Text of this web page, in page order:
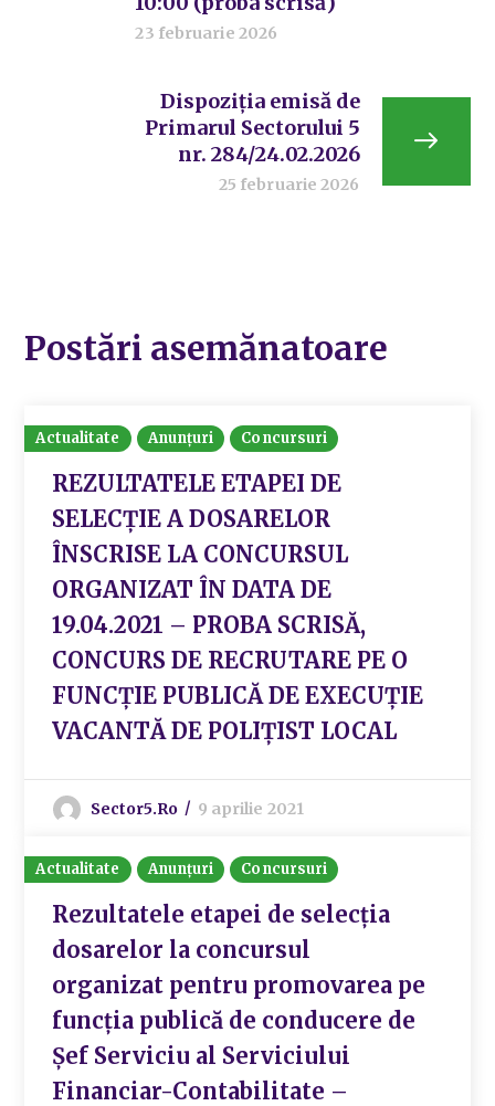
23 februarie 2026
Dispoziția emisă de
Primarul Sectorului 5
nr. 284/24.02.2026
25 februarie 2026
Postări asemănatoare
Actualitate Anunțuri Concursuri
REZULTATELE ETAPEI DE
SELECŢIE A DOSARELOR
ÎNSCRISE LA CONCURSUL
ORGANIZAT ÎN DATA DE
19.04.2021 – PROBA SCRISĂ,
CONCURS DE RECRUTARE PE O
FUNCȚIE PUBLICĂ DE EXECUȚIE
VACANTĂ DE POLIȚIST LOCAL
Sector5.ro 9 aprilie 2021
Actualitate Anunțuri Concursuri
Rezultatele etapei de selecția
dosarelor la concursul
organizat pentru promovarea pe
funcția publică de conducere de
Șef Serviciu al Serviciului
Financiar-Contabilitate –